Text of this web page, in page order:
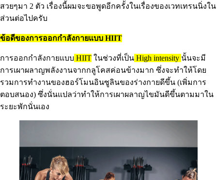
สวยๆมา 2 ตัว เรื่องนี้ผมจะขอพูดอีกครั้งในเรื่องของเวทเทรนนิ่งใน
ส่วนต่อไปครับ
ข้อดีของการออกกำลังกายแบบ HIIT
การออกกำลังกายแบบ HIIT ในช่วงที่เป็น High intensity นั้นจะมี
การเผาผลาญพลังงานจากกลูโคสค่อนข้างมาก ซึ่งจะทำให้โดย
รวมการทำงานของฮอร์โมนอินซูลินของร่างกายดีขึ้น (เพิ่มการ
ตอบสนอง) ซึ่งนั่นแปลว่าทำให้การเผาผลาญไขมันดีขึ้นตามมาใน
ระยะพักนั่นเอง